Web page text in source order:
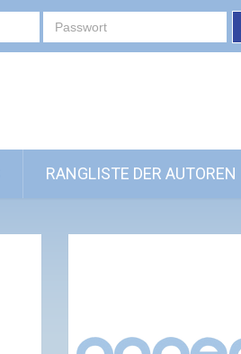
RANGLISTE DER AUTOREN